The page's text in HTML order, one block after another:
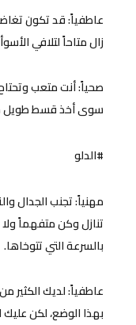
عاطفياً: قد تكون
زال متاحاً لتلافي
صحياً: أنت متعب
سوى أخذ قسط طويل
#الدلو
مهنياً: تجنب الجدال
تنازل وكن متفهماً
بالسرعة التي تتوخاها.
عاطفياً: لديك الكثير
بهذا الوضع، لكن